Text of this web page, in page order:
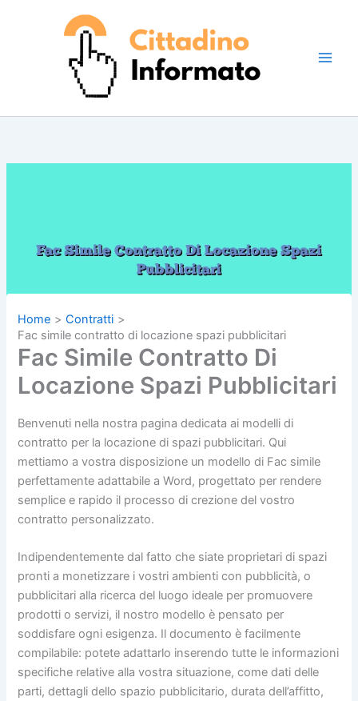
Home
Contratti
Fac simile contratto di locazione spazi pubblicitari
Fac Simile Contratto Di
Locazione Spazi Pubblicitari
Benvenuti nella nostra pagina dedicata ai modelli di
contratto per la locazione di spazi pubblicitari. Qui
mettiamo a vostra disposizione un modello di Fac simile
perfettamente adattabile a Word, progettato per rendere
semplice e rapido il processo di crezione del vostro
contratto personalizzato.
Indipendentemente dal fatto che siate proprietari di spazi
pronti a monetizzare i vostri ambienti con pubblicità, o
pubblicitari alla ricerca del luogo ideale per promuovere
prodotti o servizi, il nostro modello è pensato per
soddisfare ogni esigenza. Il documento è facilmente
compilabile: potete adattarlo inserendo tutte le informazioni
specifiche relative alla vostra situazione, come dati delle
parti, dettagli dello spazio pubblicitario, durata dell’affitto,